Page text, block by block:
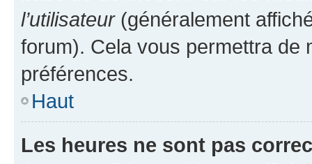
l’utilisateur(généralement
forum). Cela vous permettra de
préférences.
Haut
Les heures ne sont pas